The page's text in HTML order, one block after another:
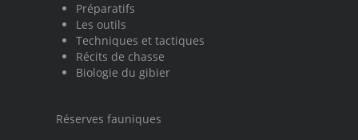
Préparatifs
Les outils
Techniques et tactiques
Récits de chasse
Biologie du gibier
Réserves fauniques